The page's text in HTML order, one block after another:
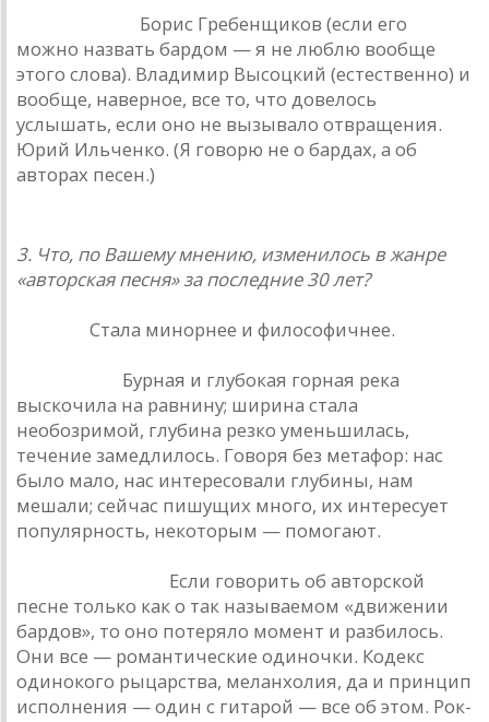
Борис Гребенщиков (если его
можно назвать бардом — я не люблю вообще
этого слова). Владимир Высоцкий (естественно) и
вообще, наверное, все то, что довелось
услышать, если оно не вызывало отвращения.
Юрий Ильченко. (Я говорю не о бардах, а об
авторах песен.)
3. Что, по Вашему мнению, изменилось в жанре
«авторская песня» за последние 30 лет?
Стала минорнее и философичнее.
Бурная и глубокая горная река
выскочила на равнину; ширина стала
необозримой, глубина резко уменьшилась,
течение замедлилось. Говоря без метафор: нас
было мало, нас интересовали глубины, нам
мешали; сейчас пишущих много, их интересует
популярность, некоторым — помогают.
Если говорить об авторской
песне только как о так называемом «движении
бардов», то оно потеряло момент и разбилось.
Они все — романтические одиночки. Кодекс
одинокого рыцарства, меланхолия, да и принцип
исполнения — один с гитарой — все об этом. Рок-